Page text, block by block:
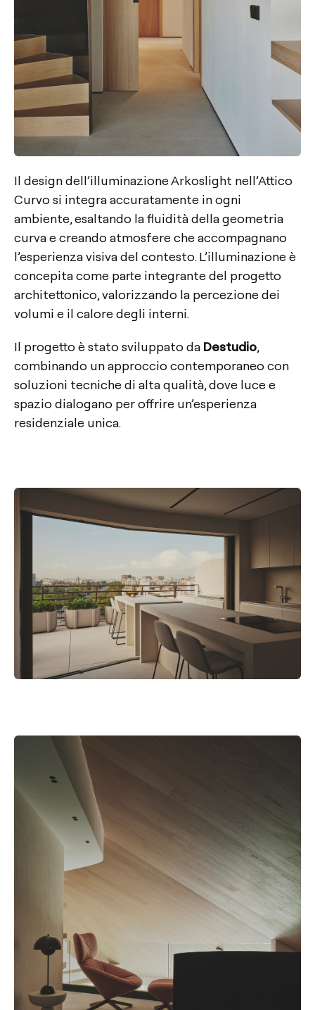
Il design dell’illuminazione Arkoslight nell’Attico
Curvo si integra accuratamente in ogni
ambiente, esaltando la fluidità della geometria
curva e creando atmosfere che accompagnano
l’esperienza visiva del contesto. L’illuminazione è
concepita come parte integrante del progetto
architettonico, valorizzando la percezione dei
volumi e il calore degli interni.
Il progetto è stato sviluppato da Destudio,
combinando un approccio contemporaneo con
soluzioni tecniche di alta qualità, dove luce e
spazio dialogano per offrire un’esperienza
residenziale unica.